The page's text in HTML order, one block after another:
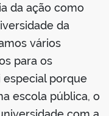
da ação como
da
vários
para os
especial porque
escola pública, o